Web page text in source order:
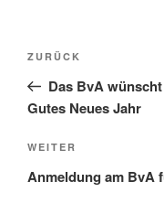
Beitragsnavigation
Vorheriger
Beitrag
ZURÜCK
Das BvA
Gutes Neues Jahr
Nächster
Beitrag
WEITER
Anmeldung am BvA